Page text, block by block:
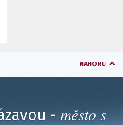
NAHORU
- město s